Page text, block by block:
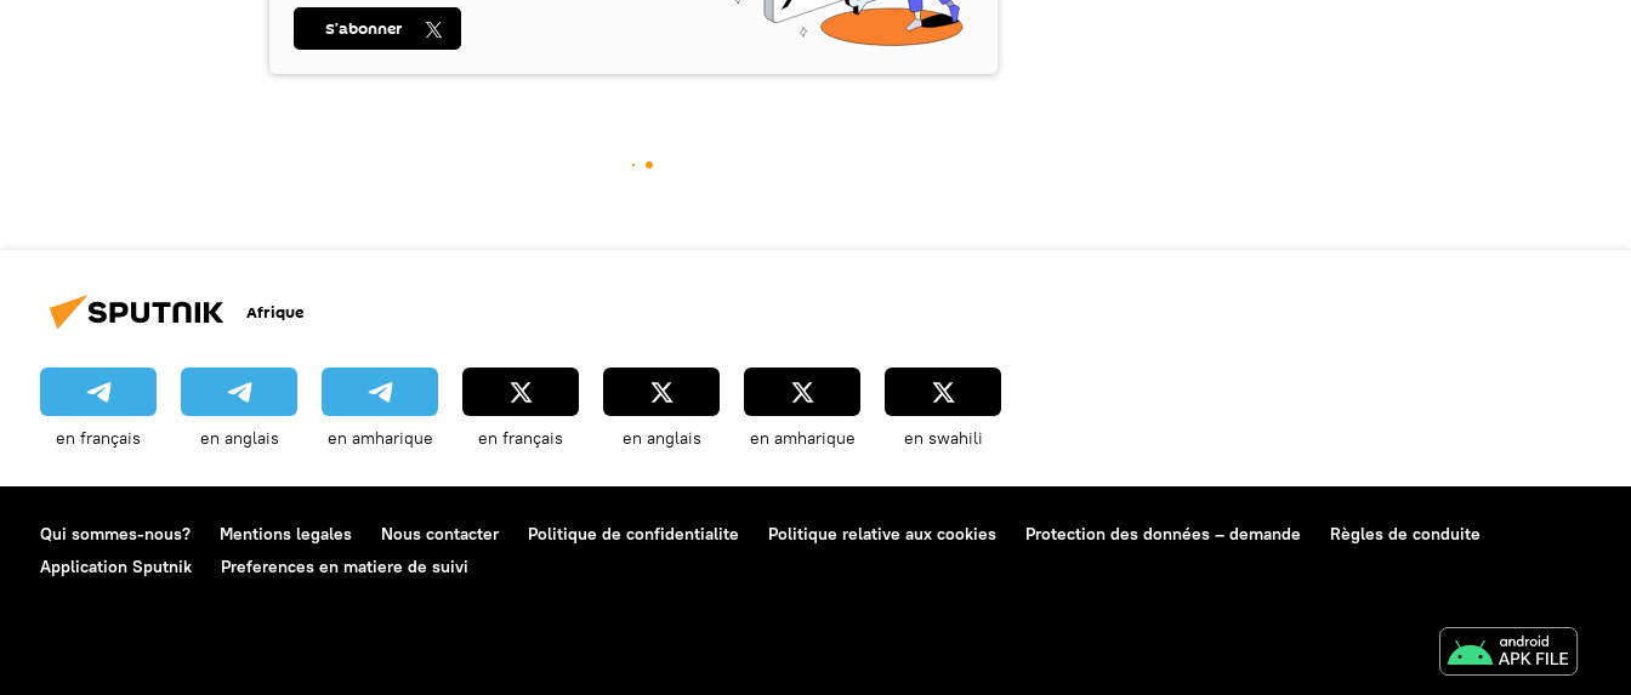
S’abonner
Afrique
en français en anglais en amharique en français en anglais en amharique en swahili
Qui sommes-nous? Mentions legales Nous contacter Politique de confidentialite Politique relative aux cookies Protection des données – demande
Règles de conduite
Application Sputnik
Preferences en matiere de suivi